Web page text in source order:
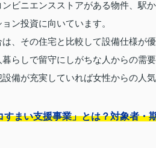
ビニエンスストアがある物件、駅
ン投資に向いています。
、その住宅と比較して設備仕様が
らしで留守にしがちな人からの需要
備が充実していれば女性からの人気
まい支援事業」とは？対象者・